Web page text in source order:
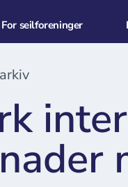
For seilforeninger